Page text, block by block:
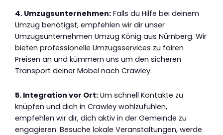
4. Umzugsunternehmen: Falls du Hilfe bei deinem
Umzug benötigst, empfehlen wir dir unser
Umzugsunternehmen Umzug König aus Nürnberg. Wir
bieten professionelle Umzugsservices zu fairen
Preisen an und kümmern uns um den sicheren
Transport deiner Möbel nach Crawley.
5. Integration vor Ort: Um schnell Kontakte zu
knüpfen und dich in Crawley wohlzufühlen,
empfehlen wir dir, dich aktiv in der Gemeinde zu
engagieren. Besuche lokale Veranstaltungen, werde